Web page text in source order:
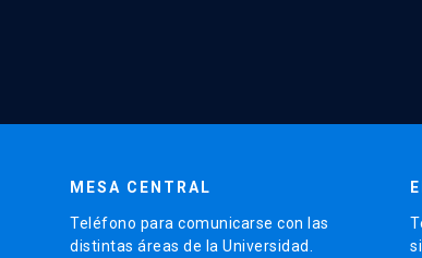
MESA CENTRAL
Teléfono para comunicarse con las
distintas áreas de la Universidad.